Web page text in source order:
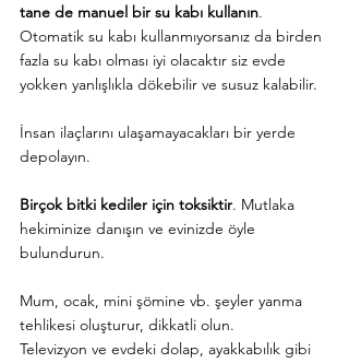
tane de manuel bir su kabı kullanın.
Otomatik su kabı kullanmıyorsanız da birden
fazla su kabı olması iyi olacaktır siz evde
yokken yanlışlıkla dökebilir ve susuz kalabilir.
İnsan ilaçlarını ulaşamayacakları bir yerde
depolayın.
Birçok bitki kediler için toksiktir. Mutlaka
hekiminize danışın ve evinizde öyle
bulundurun.
Mum, ocak, mini şömine vb. şeyler yanma
tehlikesi oluşturur, dikkatli olun.
Televizyon ve evdeki dolap, ayakkabılık gibi